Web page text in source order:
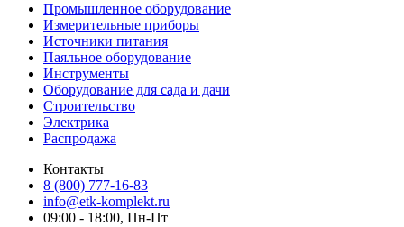
Промышленное оборудование
Измерительные приборы
Источники питания
Паяльное оборудование
Инструменты
Оборудование для сада и дачи
Строительство
Электрика
Распродажа
Контакты
8 (800) 777-16-83
info@etk-komplekt.ru
09:00 - 18:00, Пн-Пт